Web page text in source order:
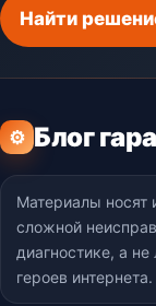
Найти
⚙ Блог
Материалы
сложной
диагностике, а
героев интернета.